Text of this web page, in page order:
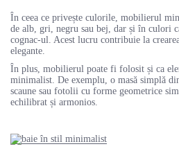
În ceea ce privește culorile, mobilierul
de alb, gri, negru sau bej, dar și în culori
cognac-ul. Acest lucru contribuie la
elegante.
În plus, mobilierul poate fi folosit și ca
minimalist. De exemplu, o masă simplă
scaune sau fotolii cu forme geometrice
echilibrat și armonios.